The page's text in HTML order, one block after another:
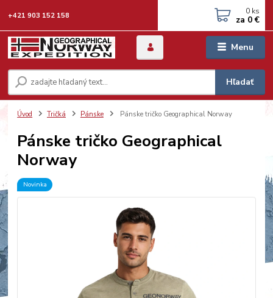
Menu
Hľadať
+421 903 152 158 0 ks
za 0 €
Úvod Tričká Pánske Pánske tričko Geographical Norway
Pánske tričko Geographical
Norway
Novinka